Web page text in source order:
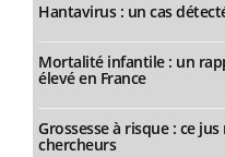
Hantavirus : un cas
Mortalité infantile : un
élevé en France
Grossesse à risque : ce
chercheurs